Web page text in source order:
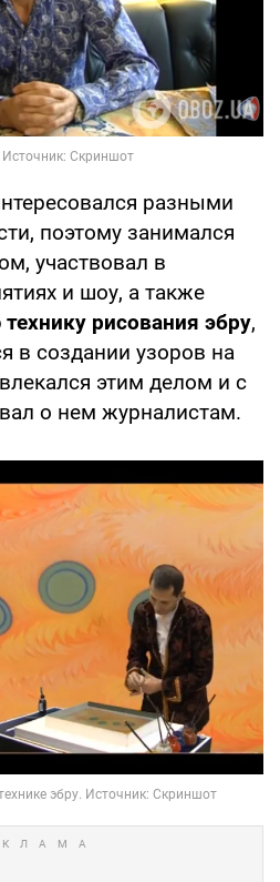
разными
поэтому занимался
участвовал в
и шоу, а также
рисования эбру,
в создании узоров на
этим делом и с
о нем журналистам.